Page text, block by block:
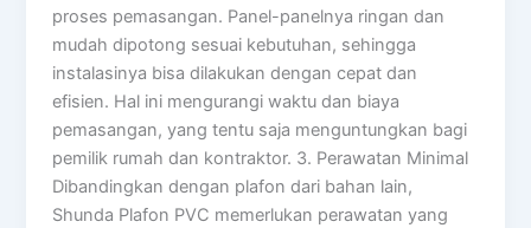
proses pemasangan. Panel-panelnya ringan dan
mudah dipotong sesuai kebutuhan, sehingga
instalasinya bisa dilakukan dengan cepat dan
efisien. Hal ini mengurangi waktu dan biaya
pemasangan, yang tentu saja menguntungkan bagi
pemilik rumah dan kontraktor. 3. Perawatan Minimal
Dibandingkan dengan plafon dari bahan lain,
Shunda Plafon PVC memerlukan perawatan yang